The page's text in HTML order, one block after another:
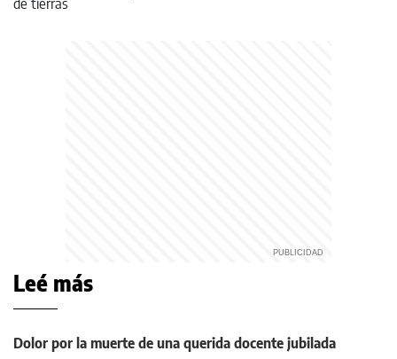
Leé más
Dolor por la muerte de una querida docente jubilada